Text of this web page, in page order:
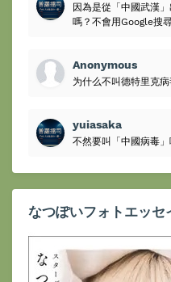
因為是從「中國武漢
嗎？不會用Google搜
Anonymous
为什么不叫德特里克
yuiasaka
不然要叫「中國病毒
なつぽいフォトエッ